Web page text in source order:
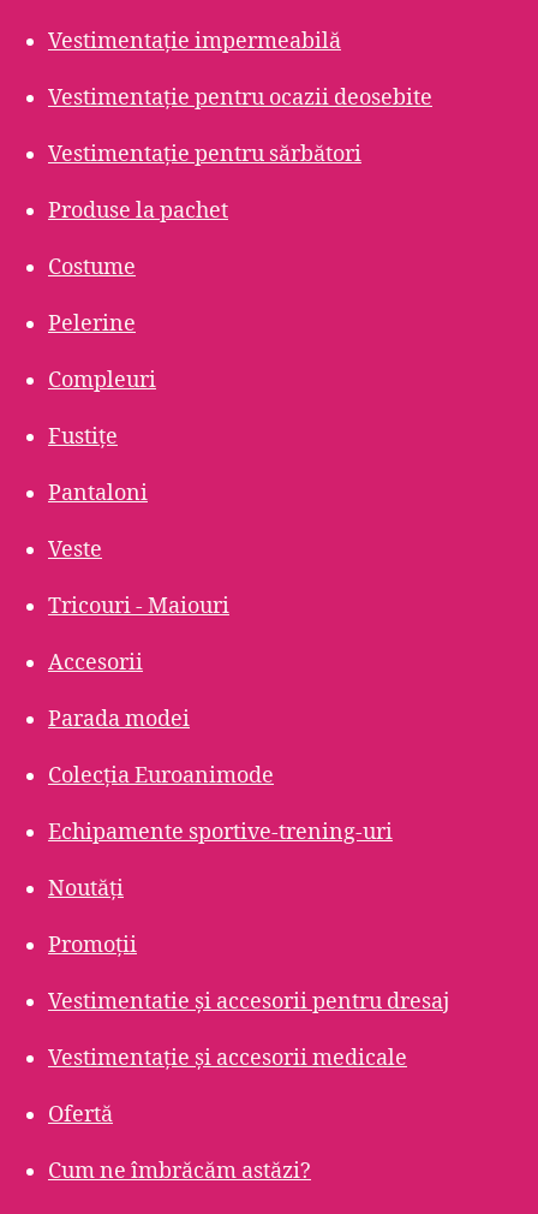
Vestimentație impermeabilă
Vestimentație pentru ocazii deosebite
Vestimentație pentru sărbători
Produse la pachet
Costume
Pelerine
Compleuri
Fustițe
Pantaloni
Veste
Tricouri - Maiouri
Accesorii
Parada modei
Colecția Euroanimode
Echipamente sportive-trening-uri
Noutăți
Promoții
Vestimentatie și accesorii pentru dresaj
Vestimentație și accesorii medicale
Ofertă
Cum ne îmbrăcăm astăzi?